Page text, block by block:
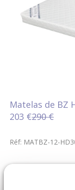
Matelas de BZ
203 €290 €
Réf: MATBZ-12-